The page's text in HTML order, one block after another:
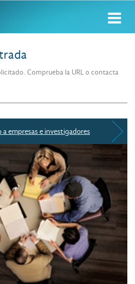
Comprueba la URL o contacta
empresas e investigadores